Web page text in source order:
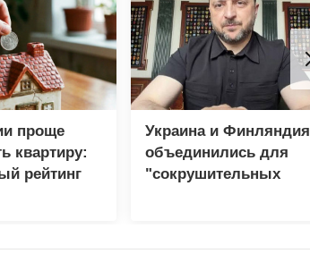
проще
квартиру:
рейтинг
Украина и Финляндия
объединились для
"сокрушительных